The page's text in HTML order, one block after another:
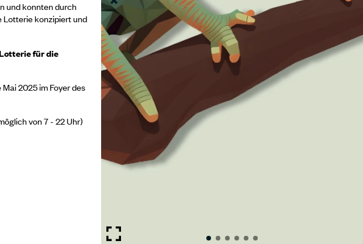
und konnten durch
Lotterie konzipiert und
für die
2025 im Foyer des
von 7 - 22 Uhr)